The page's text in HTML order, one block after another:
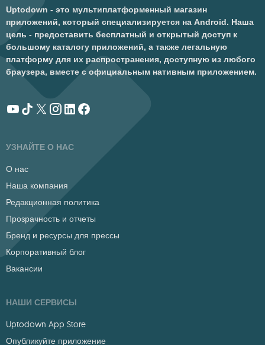
Uptodown - это мультиплатформенный магазин
приложений, который специализируется на Android. Наша
цель - предоставить бесплатный и открытый доступ к
большому каталогу приложений, а также легальную
платформу для их распространения, доступную из любого
браузера, вместе с официальным нативным приложением.
УЗНАЙТЕ О НАС
О нас
Наша компания
Редакционная политика
Прозрачность и отчеты
Бренд и ресурсы для прессы
Корпоративный блог
Вакансии
НАШИ СЕРВИСЫ
Uptodown App Store
Опубликуйте приложение